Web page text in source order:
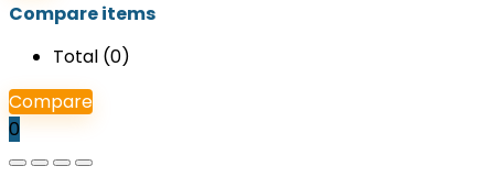
Compare items
Total (0)
Compare
0